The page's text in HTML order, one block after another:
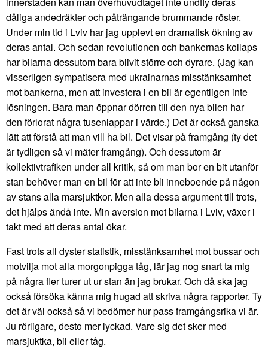
dåliga andedräkter och påträngande brummande röster.
Under min tid i Lviv har jag upplevt en dramatisk ökning av
deras antal. Och sedan revolutionen och bankernas kollaps
har bilarna dessutom bara blivit större och dyrare. (Jag kan
visserligen sympatisera med ukrainarnas misstänksamhet
mot bankerna, men att investera i en bil är egentligen inte
lösningen. Bara man öppnar dörren till den nya bilen har
den förlorat några tusenlappar i värde.) Det är också ganska
lätt att förstå att man vill ha bil. Det visar på framgång (ty det
är tydligen så vi mäter framgång). Och dessutom är
kollektivtrafiken under all kritik, så om man bor en bit utanför
stan behöver man en bil för att inte bli inneboende på någon
av stans alla marsjuktkor. Men alla dessa argument till trots,
det hjälps ändå inte. Min aversion mot bilarna i Lviv, växer i
takt med att deras antal ökar.
Fast trots all dyster statistik, misstänksamhet mot bussar och
motvilja mot alla morgonpigga tåg, lär jag nog snart ta mig
på några fler turer ut ur stan än jag brukar. Och då ska jag
också försöka känna mig hugad att skriva några rapporter. Ty
det är väl också så vi bedömer hur pass framgångsrika vi är.
Ju rörligare, desto mer lyckad. Vare sig det sker med
marsjuktka, bil eller tåg.